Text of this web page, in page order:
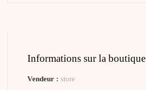
Informations sur la boutique
Vendeur : store